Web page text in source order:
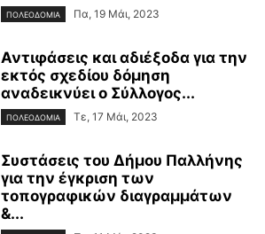
ΠΟΛΕΟΔΟΜΙΑ Πα, 19 Μάι, 2023
Αντιφάσεις και αδιέξοδα για την
εκτός σχεδίου δόμηση
αναδεικνύει ο Σύλλογος...
ΠΟΛΕΟΔΟΜΙΑ Τε, 17 Μάι, 2023
Συστάσεις του Δήμου Παλλήνης
για την έγκριση των
τοπογραφικών διαγραμμάτων
&...